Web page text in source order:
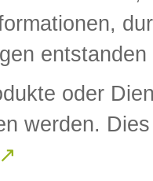
oder
werden.
↗